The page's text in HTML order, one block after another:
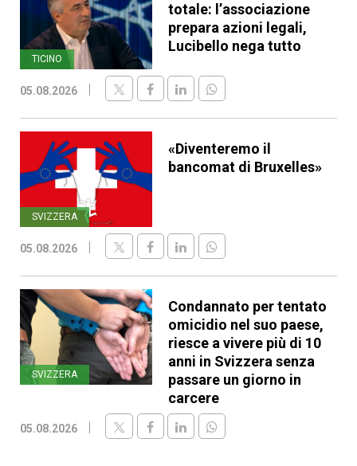
TICINO
totale: l’associazione
prepara azioni legali,
Lucibello nega tutto
05.08.2026
SVIZZERA
«Diventeremo il
bancomat di Bruxelles»
05.08.2026
SVIZZERA
Condannato per tentato
omicidio nel suo paese,
riesce a vivere più di 10
anni in Svizzera senza
passare un giorno in
carcere
05.08.2026